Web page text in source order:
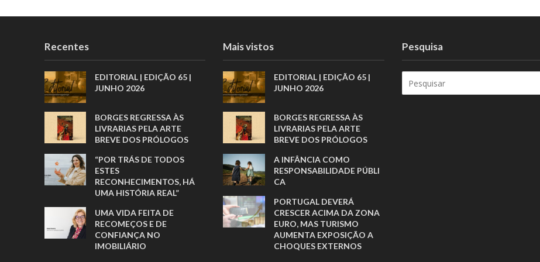
Recentes
EDITORIAL | EDIÇÃO 65 |
JUNHO 2026
BORGES REGRESSA ÀS
LIVRARIAS PELA ARTE
BREVE DOS PRÓLOGOS
“POR TRÁS DE TODOS
ESTES
RECONHECIMENTOS, HÁ
UMA HISTÓRIA REAL”
UMA VIDA FEITA DE
RECOMEÇOS E DE
CONFIANÇA NO
IMOBILIÁRIO
Mais vistos
EDITORIAL | EDIÇÃO 65 |
JUNHO 2026
BORGES REGRESSA ÀS
LIVRARIAS PELA ARTE
BREVE DOS PRÓLOGOS
A INFÂNCIA COMO
RESPONSABILIDADE PÚBLI
CA
PORTUGAL DEVERÁ
CRESCER ACIMA DA ZONA
EURO, MAS TURISMO
AUMENTA EXPOSIÇÃO A
CHOQUES EXTERNOS
Pesquisa